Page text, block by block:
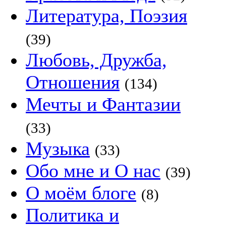
Литература, Поэзия
(39)
Любовь, Дружба,
Отношения (134)
Мечты и Фантазии
(33)
Музыка (33)
Обо мне и О нас (39)
О моём блоге (8)
Политика и